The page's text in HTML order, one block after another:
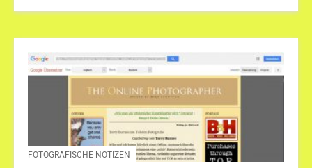
FOTOGRAFISCHE NOTIZEN